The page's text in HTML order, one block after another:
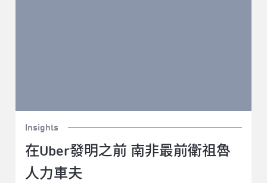
Insights
在Uber發明之前 南非最前衛祖魯
人力車夫